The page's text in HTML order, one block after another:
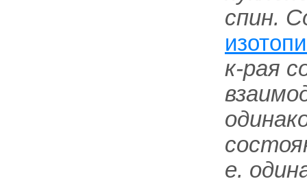
спин.
к-рая
е.